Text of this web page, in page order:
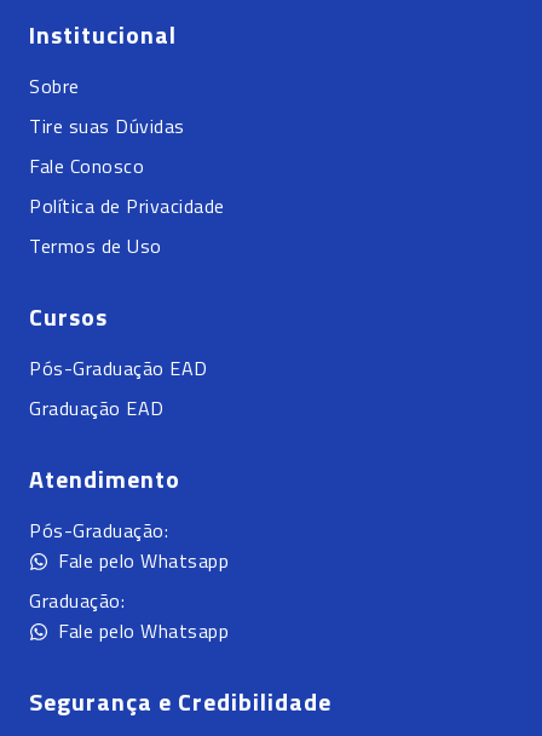
Institucional
Sobre
Tire suas Dúvidas
Fale Conosco
Política de Privacidade
Termos de Uso
Cursos
Pós-Graduação EAD
Graduação EAD
Atendimento
Pós-Graduação:
Fale pelo Whatsapp
Graduação:
Fale pelo Whatsapp
Segurança e Credibilidade